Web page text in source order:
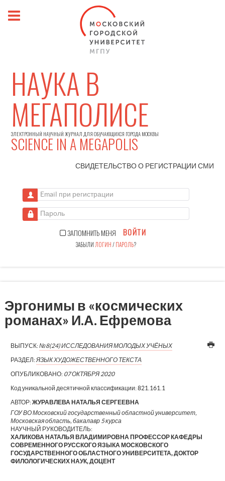
НАУКА В
МЕГАПОЛИСЕ
ЭЛЕКТРОННЫЙ НАУЧНЫЙ ЖУРНАЛ ДЛЯ ОБУЧАЮЩИХСЯ ГОРОДА МОСКВЫ
SCIENCE IN A MEGAPOLIS
СВИДЕТЕЛЬСТВО О РЕГИСТРАЦИИСМИ
Email при регистрации
Пароль
ЗАПОМНИТЬ МЕНЯ ВОЙТИ
ЗАБЫЛИ ЛОГИН/ПАРОЛЬ?
Эргонимы в «космических
романах» И.А. Ефремова
ВЫПУСК:№8(24) ИССЛЕДОВАНИЯ МОЛОДЫХ УЧЁНЫХ
РАЗДЕЛ:ЯЗЫК ХУДОЖЕСТВЕННОГО ТЕКСТА
ОПУБЛИКОВАНО: 07 ОКТЯБРЯ 2020
Код уникальной десятичной классификации:821.161.1
АВТОР:ЖУРАВЛЕВА НАТАЛЬЯ СЕРГЕЕВНА
ГОУ ВО Московский государственный областной университет,
Московская область, бакалавр 5 курса
НАУЧНЫЙ РУКОВОДИТЕЛЬ:
ХАЛИКОВА НАТАЛЬЯ ВЛАДИМИРОВНА ПРОФЕССОР КАФЕДРЫ
СОВРЕМЕННОГО РУССКОГО ЯЗЫКА МОСКОВСКОГО
ГОСУДАРСТВЕННОГО ОБЛАСТНОГО УНИВЕРСИТЕТА, ДОКТОР
ФИЛОЛОГИЧЕСКИХ НАУК, ДОЦЕНТ